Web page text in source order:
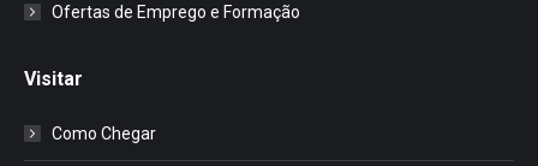
Ofertas de Emprego e Formação
Visitar
Como Chegar